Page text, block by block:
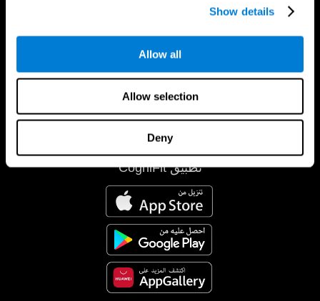
Show details
Allow all
Allow selection
Deny
تطبيق CogniFit